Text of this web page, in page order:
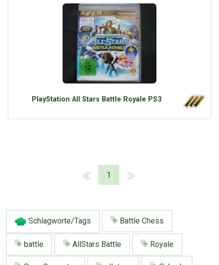
PlayStation All Stars Battle Royale PS3
1
Schlagworte/Tags Battle Chess
battle AllStars Battle Royale